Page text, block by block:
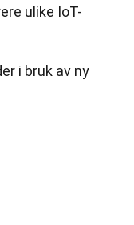
ulike IoT-
i bruk av ny